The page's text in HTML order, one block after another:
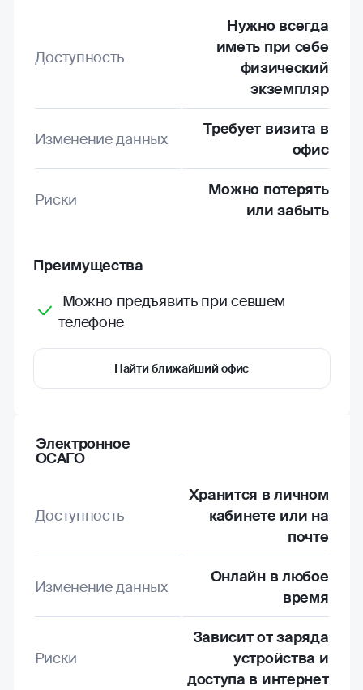
Доступность
Нужно всегда
иметь при себе
физический
экземпляр
Изменение данных
Требует визита в
офис
Риски
Можно потерять
или забыть
Преимущества
Можно предъявить при севшем
телефоне
Найти ближайший офис
Электронное
ОСАГО
Доступность
Хранится в личном
кабинете или на
почте
Изменение данных
Онлайн в любое
время
Риски
Зависит от заряда
устройства и
доступа в интернет